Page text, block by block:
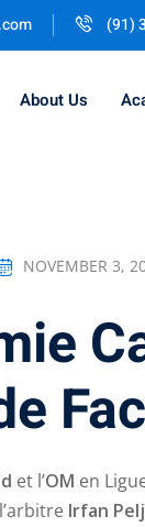
(91)
About Us
NOVEMBER 3,
et l’OM en
Irfan